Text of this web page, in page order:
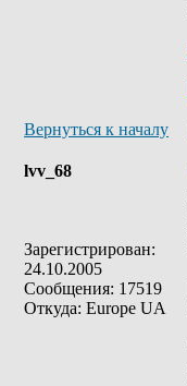
Вернуться к началу
lvv_68
Зарегистрирован:
24.10.2005
Сообщения: 17519
Откуда: Europe UA